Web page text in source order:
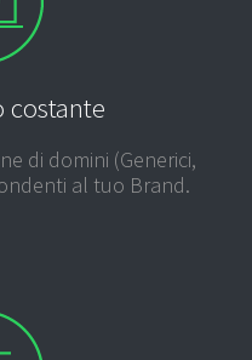
costante
di domini (Generici,
al tuo Brand.